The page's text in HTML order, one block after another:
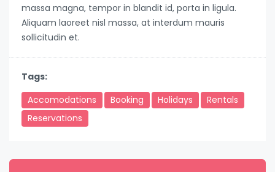
massa magna, tempor in blandit id, porta in ligula.
Aliquam laoreet nisl massa, at interdum mauris
sollicitudin et.
Tags:
Accomodations
Booking Holidays
Rentals
Reservations